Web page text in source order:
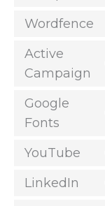
Wordfence
Active
Campaign
Google
Fonts
YouTube
LinkedIn